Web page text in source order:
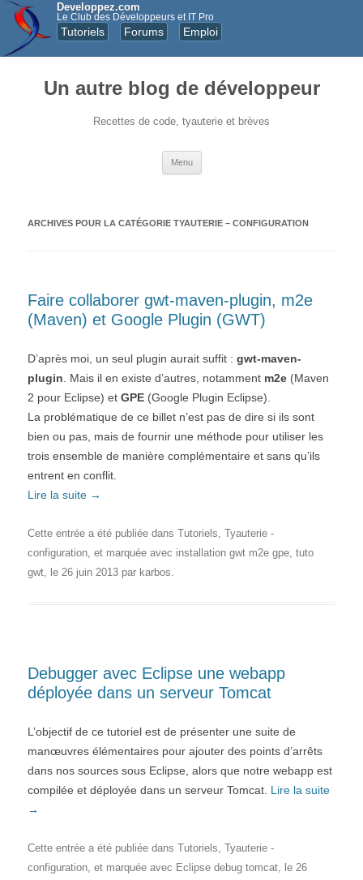
Developpez.com
Le Club des Développeurs et IT Pro
Tutoriels Forums Emploi
Un autre blog de développeur
Recettes de code, tyauterie et brèves
Menu
ARCHIVES POUR LA CATÉGORIE TYAUTERIE – CONFIGURATION
Faire collaborer gwt-maven-plugin, m2e
(Maven) et Google Plugin (GWT)
D’après moi, un seul plugin aurait suffit : gwt-maven-
plugin . Mais il en existe d’autres, notamment m2e (Maven
2 pour Eclipse) et GPE (Google Plugin Eclipse).
La problématique de ce billet n’est pas de dire si ils sont
bien ou pas, mais de fournir une méthode pour utiliser les
trois ensemble de manière complémentaire et sans qu’ils
entrent en conflit.
Lire la suite →
Cette entrée a été publiée dans Tutoriels, Tyauterie -
configuration, et marquée avec installation gwt m2e gpe, tuto
gwt, le 26 juin 2013 par karbos.
Debugger avec Eclipse une webapp
déployée dans un serveur Tomcat
L’objectif de ce tutoriel est de présenter une suite de
manœuvres élémentaires pour ajouter des points d’arrêts
dans nos sources sous Eclipse, alors que notre webapp est
compilée et déployée dans un serveur Tomcat. Lire la suite
→
Cette entrée a été publiée dans Tutoriels, Tyauterie -
configuration, et marquée avec Eclipse debug tomcat, le 26